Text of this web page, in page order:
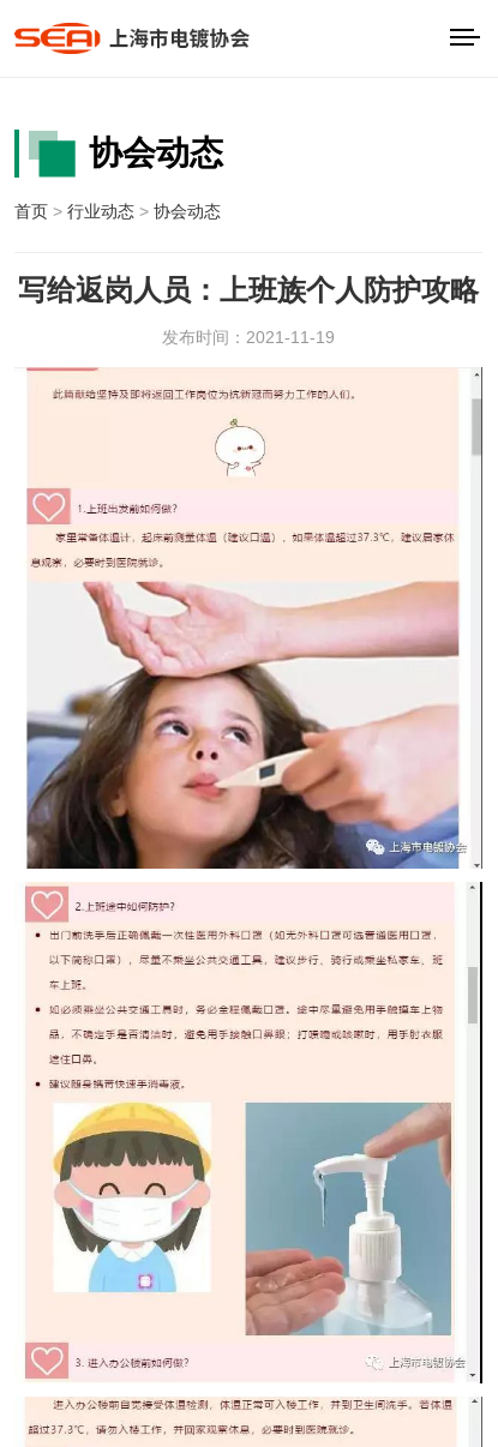
协会动态
首页 >行业动态 >协会动态
写给返岗人员：上班族个人防护攻略
发布时间：2021-11-19